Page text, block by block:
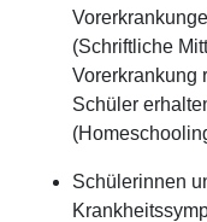
(Schriftliche
Vorerkrankung
Schüler
Schülerinnen